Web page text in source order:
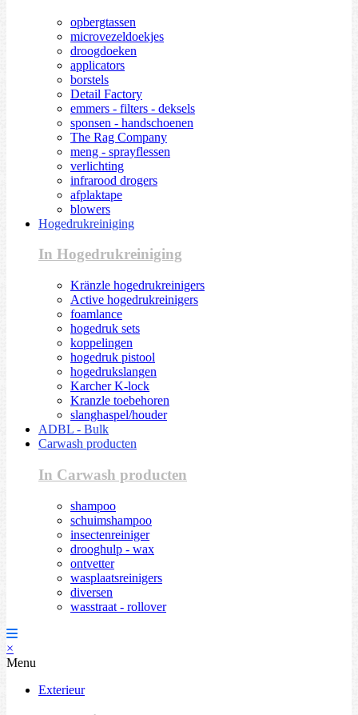
opbergtassen
microvezeldoekjes
droogdoeken
applicators
borstels
Detail Factory
emmers - filters - deksels
sponsen - handschoenen
The Rag Company
meng - sprayflessen
verlichting
infrarood drogers
afplaktape
blowers
Hogedrukreiniging
In Hogedrukreiniging
Kränzle hogedrukreinigers
Active hogedrukreinigers
foamlance
hogedruk sets
koppelingen
hogedruk pistool
hogedrukslangen
Karcher K-lock
Kranzle toebehoren
slanghaspel/houder
ADBL - Bulk
Carwash producten
In Carwash producten
shampoo
schuimshampoo
insectenreiniger
drooghulp - wax
ontvetter
wasplaatsreinigers
diversen
wasstraat - rollover
×
Menu
Exterieur